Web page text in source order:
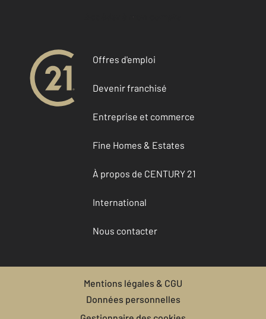
Accéder à mon compte
Offres d'emploi
Devenir franchisé
Entreprise et commerce
Fine Homes & Estates
À propos de CENTURY 21
International
Nous contacter
Mentions légales & CGU
Données personnelles